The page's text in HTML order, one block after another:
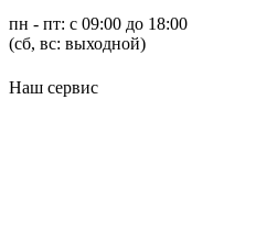
пн - пт: с 09:00 до 18:00
(cб, вс: выходной)
Наш сервис